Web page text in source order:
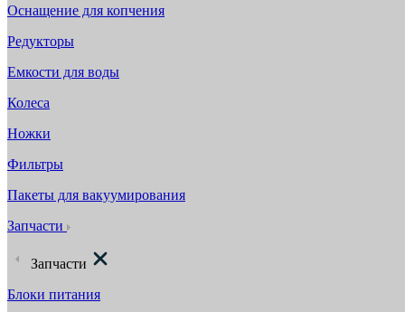
Оснащение для копчения
Редукторы
Емкости для воды
Колеса
Ножки
Фильтры
Пакеты для вакуумирования
Запчасти
Запчасти
Блоки питания